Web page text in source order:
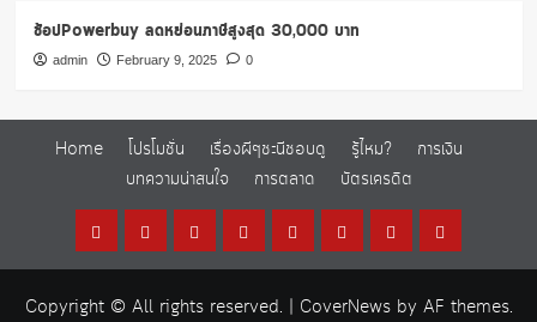
ช้อปPowerbuy ลดหย่อนภาษีสูงสุด 30,000 บาท
admin February 9, 2025 0
Home โปรโมชั่น เรื่องผีๆชะนีชอบดู รู้ไหม?
การเงิน
บทความน่าสนใจ
การตลาด บัตรเครดิต
Home โปร
เรื่อง
รู้
การ
บทความการ
บัตร
Copyright © All rights reserved. | CoverNewsby AF themes.